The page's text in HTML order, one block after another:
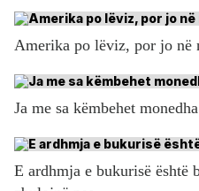
Amerika po lëviz, por jo në
Ja me sa këmbehet
E ardhmja e bukurisë është